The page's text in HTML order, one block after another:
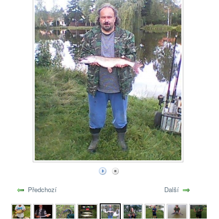
Předchozí Další